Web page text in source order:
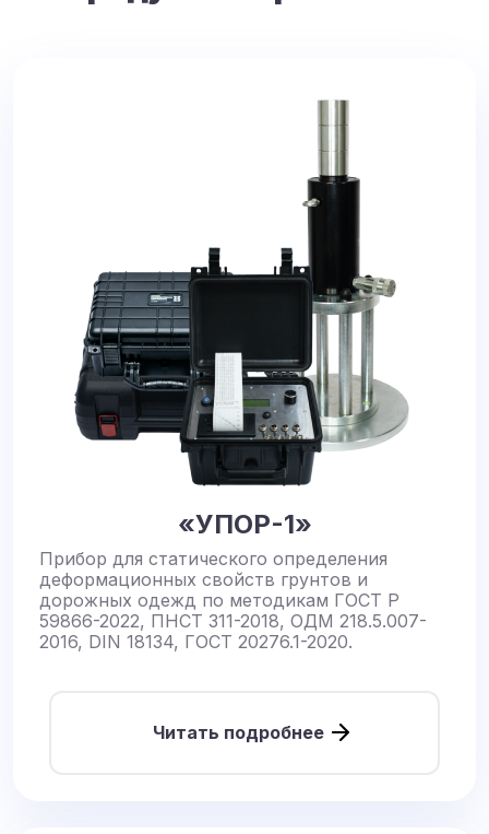
«УПОР-1»
Прибор для статического определения
деформационных свойств грунтов и
дорожных одежд по методикам ГОСТ Р
59866-2022, ПНСТ 311-2018, ОДМ 218.5.007-
2016, DIN 18134, ГОСТ 20276.1-2020.
Читать подробнее